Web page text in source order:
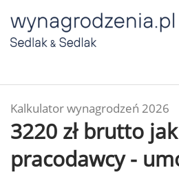
Kalkulator wynagrodzeń 2026
3220 zł brutto
pracodawcy -